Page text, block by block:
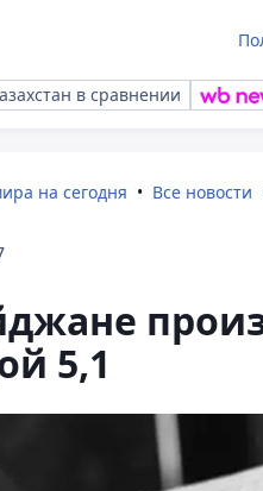
в сравнении
на сегодня Все новости
5,1